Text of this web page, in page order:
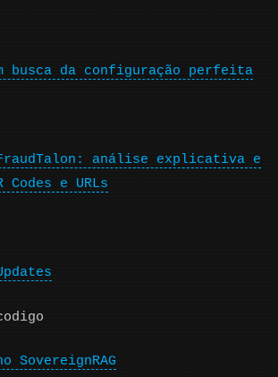
busca da configuração perfeita
análise explicativa e
Codes e URLs
SovereignRAG